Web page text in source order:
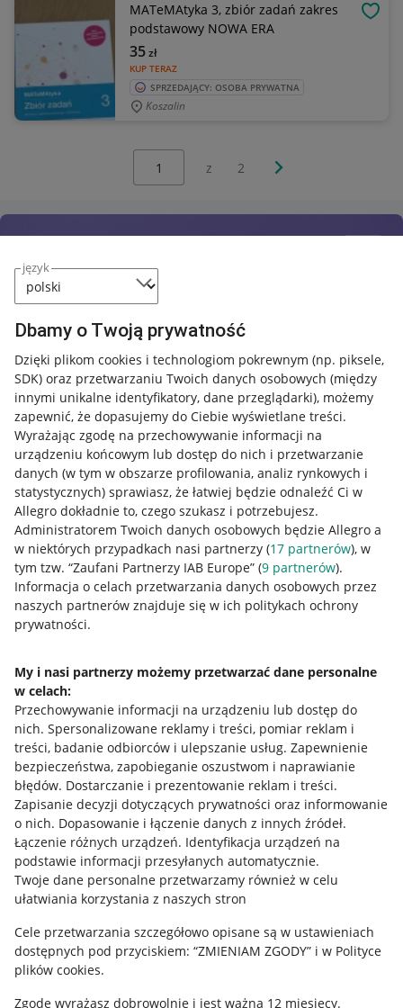
język
Dbamy o Twoją prywatność
Dzięki plikom cookies i technologiom pokrewnym (np. piksele,
SDK) oraz przetwarzaniu Twoich danych osobowych (między
innymi unikalne identyfikatory, dane przeglądarki), możemy
zapewnić, że dopasujemy do Ciebie wyświetlane treści.
Wyrażając zgodę na przechowywanie informacji na
urządzeniu końcowym lub dostęp do nich i przetwarzanie
danych (w tym w obszarze profilowania, analiz rynkowych i
statystycznych) sprawiasz, że łatwiej będzie odnaleźć Ci w
Allegro dokładnie to, czego szukasz i potrzebujesz.
Administratorem Twoich danych osobowych będzie Allegro a
w niektórych przypadkach nasi partnerzy (17 partnerów), w
tym tzw. “Zaufani Partnerzy IAB Europe” (9 partnerów).
Informacja o celach przetwarzania danych osobowych przez
naszych partnerów znajduje się w ich politykach ochrony
prywatności.
My i nasi partnerzy możemy przetwarzać dane personalne
w celach:
Przechowywanie informacji na urządzeniu lub dostęp do
nich. Spersonalizowane reklamy i treści, pomiar reklam i
treści, badanie odbiorców i ulepszanie usług. Zapewnienie
bezpieczeństwa, zapobieganie oszustwom i naprawianie
błędów. Dostarczanie i prezentowanie reklam i treści.
Zapisanie decyzji dotyczących prywatności oraz informowanie
o nich. Dopasowanie i łączenie danych z innych źródeł.
Łączenie różnych urządzeń. Identyfikacja urządzeń na
podstawie informacji przesyłanych automatycznie.
Twoje dane personalne przetwarzamy również w celu
ułatwiania korzystania z naszych stron
Cele przetwarzania szczegółowo opisane są w ustawieniach
dostępnych pod przyciskiem: “ZMIENIAM ZGODY” i w Polityce
plików cookies.
Zgodę wyrażasz dobrowolnie i jest ważna 12 miesięcy.
MATeMAtyka 3, zbiór zadań zakres
podstawowy NOWA ERA
KUP TERAZ
35zł
SPRZEDAJĄCY: OSOBA PRYWATNA
Koszalin
z 2 Następna strona
Przydatne informacje
Jak to działa
Allegro Gadane dla sprzedających
Allegro Gadane dla kupujących
Mapa miejscowości
Informacje prawne
Regulamin
Polityka plików "cookies"
Ustawienia plików "cookies"
Udostępnianie lokalizacji
Informacje dla Aktu o Usługach Cyfrowych